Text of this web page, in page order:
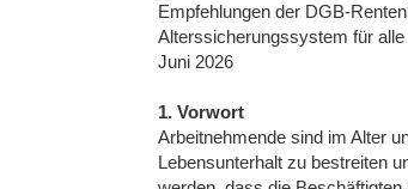
Empfehlungen der DGB-
Alterssicherungssystem für
Juni 2026
1. Vorwort
Arbeitnehmende sind im Alter
Lebensunterhalt zu bestreiten